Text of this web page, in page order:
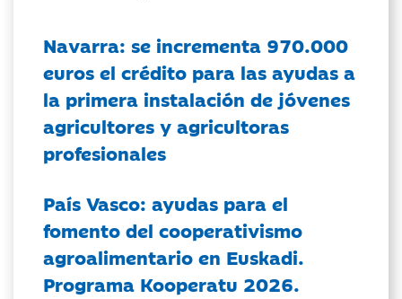
Navarra: se incrementa 970.000
euros el crédito para las ayudas a
la primera instalación de jóvenes
agricultores y agricultoras
profesionales
País Vasco: ayudas para el
fomento del cooperativismo
agroalimentario en Euskadi.
Programa Kooperatu 2026.